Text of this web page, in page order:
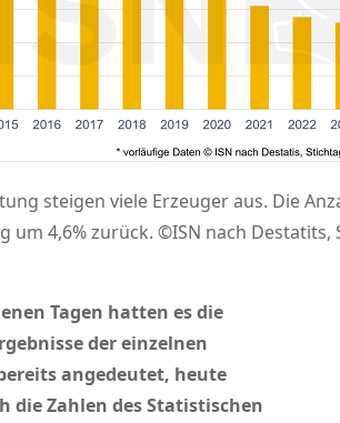
steigen viele Erzeuger aus. Die
um 4,6% zurück. ©ISN nach Destatits,
Tagen hatten es die
der einzelnen
angedeutet, heute
die Zahlen des Statistischen